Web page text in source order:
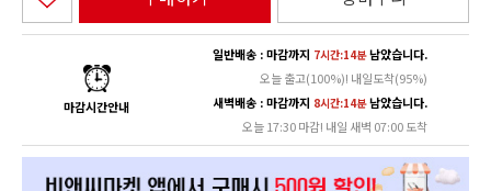
마감시간안내
일반배송 : 마감까지 7시간:14분남았습니다.
오늘 출고(100%)! 내일도착(95%)
새벽배송 : 마감까지 8시간:14분남았습니다.
오늘 17:30 마감! 내일 새벽 07:00 도착